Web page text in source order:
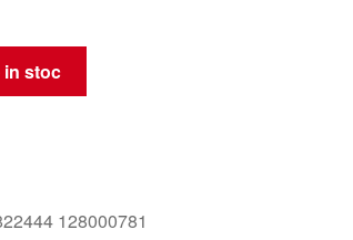
stoc
128000781